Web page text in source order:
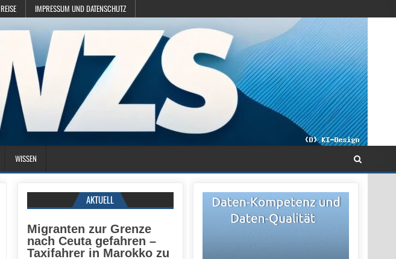
REISE IMPRESSUM UND DATENSCHUTZ
WISSEN
AKTUELL
Migranten zur Grenze
nach Ceuta gefahren –
Taxifahrer in Marokko zu